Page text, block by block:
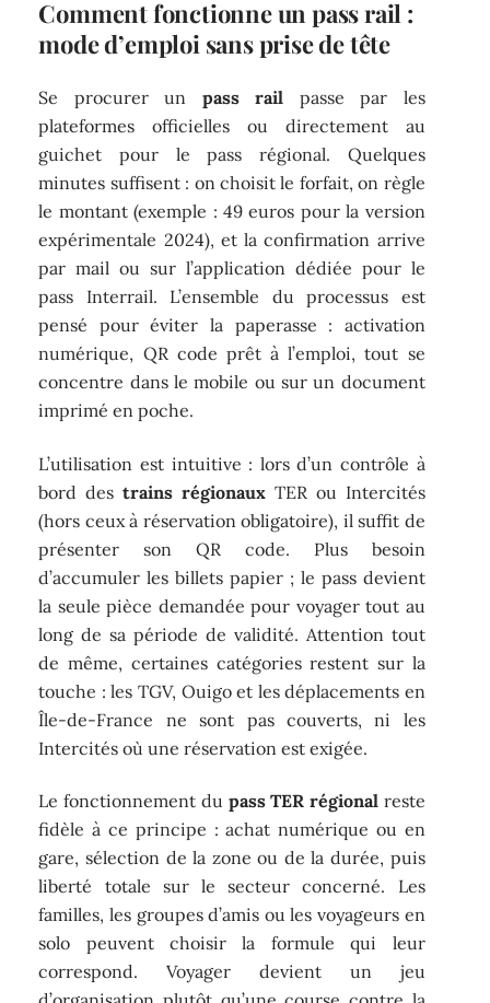
Comment fonctionne un pass rail :
mode d’emploi sans prise de tête
Se procurer un pass rail passe par les
plateformes officielles ou directement au
guichet pour le pass régional. Quelques
minutes suffisent : on choisit le forfait, on règle
le montant (exemple : 49 euros pour la version
expérimentale 2024), et la confirmation arrive
par mail ou sur l’application dédiée pour le
pass Interrail. L’ensemble du processus est
pensé pour éviter la paperasse : activation
numérique, QR code prêt à l’emploi, tout se
concentre dans le mobile ou sur un document
imprimé en poche.
L’utilisation est intuitive : lors d’un contrôle à
bord destrains régionaux TER ou Intercités
(hors ceux à réservation obligatoire), il suffit de
présenter son QR code. Plus besoin
d’accumuler les billets papier ; le pass devient
la seule pièce demandée pour voyager tout au
long de sa période de validité. Attention tout
de même, certaines catégories restent sur la
touche : les TGV, Ouigo et les déplacements en
Île-de-France ne sont pas couverts, ni les
Intercités où une réservation est exigée.
Le fonctionnement du pass TER régionalreste
fidèle à ce principe : achat numérique ou en
gare, sélection de la zone ou de la durée, puis
liberté totale sur le secteur concerné. Les
familles, les groupes d’amis ou les voyageurs en
solo peuvent choisir la formule qui leur
correspond. Voyager devient un jeu